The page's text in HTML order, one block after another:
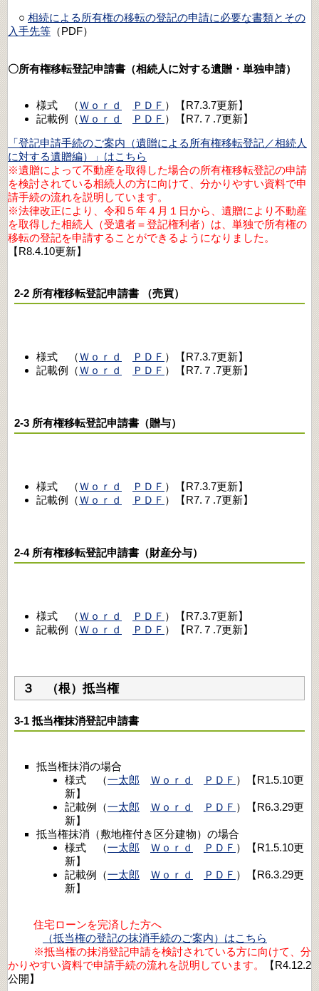
○ 相続による所有権の移転の登記の申請に必要な書類とその
入手先等 （PDF）
〇所有権移転登記申請書（相続人に対する遺贈・単独申請）
様式 （Ｗｏｒｄ ＰＤＦ ）【R7.3.7更新】
記載例（Ｗｏｒｄ ＰＤＦ ）【R7.７.7更新】
「登記申請手続のご案内（遺贈による所有権移転登記／相続人
に対する遺贈編）」はこちら
※遺贈によって不動産を取得した場合の所有権移転登記の申請
を検討されている相続人の方に向けて、分かりやすい資料で申
請手続の流れを説明しています。
※法律改正により、令和５年４月１日から、遺贈により不動産
を取得した相続人（受遺者＝登記権利者）は、単独で所有権の
移転の登記を申請することができるようになりました。
【R8.4.10更新】
2-2 所有権移転登記申請書 （売買）
様式 （Ｗｏｒｄ ＰＤＦ ）【R7.3.7更新】
記載例（Ｗｏｒｄ ＰＤＦ ）【R7.７.7更新】
2-3 所有権移転登記申請書（贈与）
様式 （Ｗｏｒｄ ＰＤＦ ）【R7.3.7更新】
記載例（Ｗｏｒｄ ＰＤＦ ）【R7.７.7更新】
2-4 所有権移転登記申請書（財産分与）
様式 （Ｗｏｒｄ ＰＤＦ ）【R7.3.7更新】
記載例（Ｗｏｒｄ ＰＤＦ ）【R7.７.7更新】
３ （根）抵当権
3-1 抵当権抹消登記申請書
抵当権抹消の場合
様式 （一太郎 Ｗｏｒｄ ＰＤＦ ）【R1.5.10更
新】
記載例（一太郎 Ｗｏｒｄ ＰＤＦ ）【R6.3.29更
新】
抵当権抹消（敷地権付き区分建物）の場合
様式 （一太郎 Ｗｏｒｄ ＰＤＦ ）【R1.5.10更
新】
記載例（一太郎 Ｗｏｒｄ ＰＤＦ ）【R6.3.29更
新】
住宅ローンを完済した方へ
（抵当権の登記の抹消手続のご案内）はこちら
※抵当権の抹消登記申請を検討されている方に向けて、分
かりやすい資料で申請手続の流れを説明しています。
【R4.12.2
公開】